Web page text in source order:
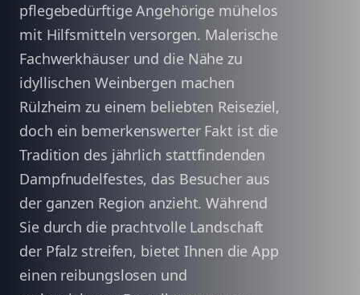
pflegebedürftige Angehörige mühelos
mit Hilfsmitteln versorgen. Malerische
Fachwerkhäuser und die Nähe zu
idyllischen Weinbergen machen
Rülzheim zu einem beliebten Reiseziel,
doch ein bemerkenswerter Fakt ist die
Tradition des jährlich stattfindenden
Dampfnudelfestes, das Besucher aus
der ganzen Region anzieht. Während
Sie durch die prachtvolle Landschaft
der Pfalz streifen, bietet Ihnen die App
einen reibungslosen und